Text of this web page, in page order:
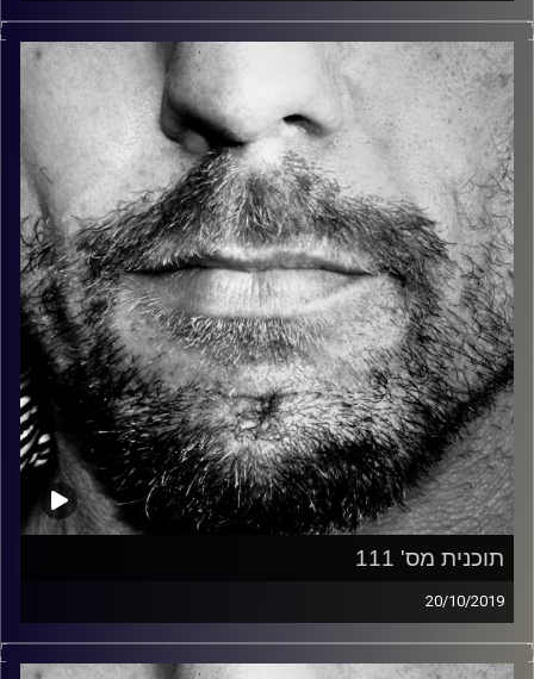
זיפים, מוזיקה מחוספסת של הופעות חיות. הרבה ג'אם, רוק,
בלוז, bluegrass, ג'אז, Fאנק, פרוגרסיב ואפילו אלקטרוניקה.
כל מה שחי, אמיתי ונושם.
עם שמוליק רגב.
קרדיט תמונות: David Goehring
תוכנית מס' 111
20/10/2019
זיפים, מוזיקה מחוספסת של הופעות חיות. הרבה ג'אם, רוק,
בלוז, bluegrass, ג'אז, Fאנק, פרוגרסיב ואפילו אלקטרוניקה.